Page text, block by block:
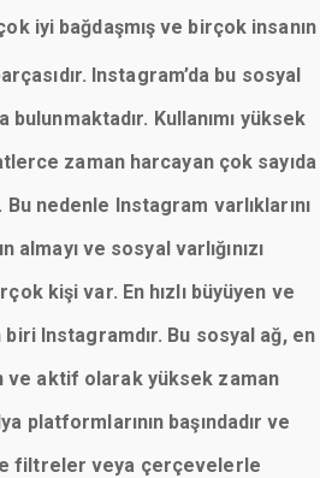
iyi bağdaşmış ve birçok insanın
Instagram’da bu sosyal
bulunmaktadır. Kullanımı yüksek
zaman harcayan çok sayıda
Bu nedenle Instagram varlıklarını
almayı ve sosyal varlığınızı
kişi var. En hızlı büyüyen ve
Instagramdır. Bu sosyal ağ, en
ve aktif olarak yüksek zaman
platformlarının başındadır ve
filtreler veya çerçevelerle